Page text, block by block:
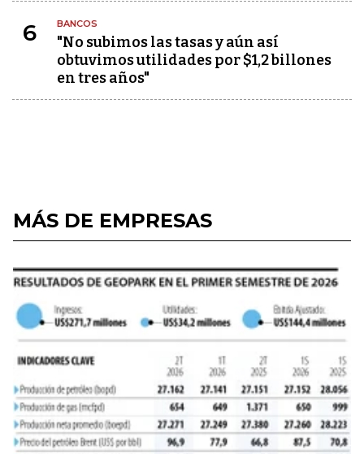
6 BANCOS
"No subimos las tasas y aún así
obtuvimos utilidades por $1,2 billones
en tres años"
MÁS DE EMPRESAS